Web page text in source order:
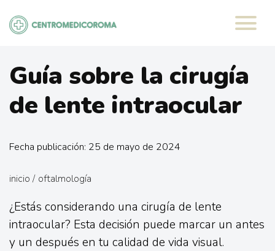
contenido
Guía sobre la cirugía
de lente intraocular
Fecha publicación: 25 de mayo de 2024
inicio / oftalmología
¿Estás considerando una cirugía de lente
intraocular? Esta decisión puede marcar un antes
y un después en tu calidad de vida visual.